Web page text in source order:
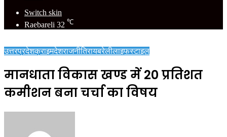
Switch skin
Raebareli 32 ℃
उत्तरप्रदेशक्राइमदेशराजनीतिरायबरेलीलाइफस्टाइल
मानधाता विकास खण्ड में 20 प्रतिशत
कमीशन बना चर्चा का विषय